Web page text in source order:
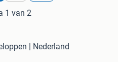
1 van 2
| Nederland